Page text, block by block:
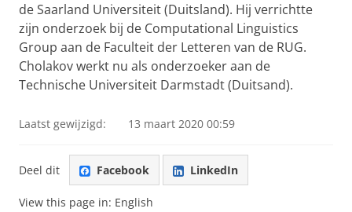
de Saarland Universiteit (Duitsland). Hij verrichtte
zijn onderzoek bij de Computational Linguistics
Group aan de Faculteit der Letteren van de RUG.
Cholakov werkt nu als onderzoeker aan de
Technische Universiteit Darmstadt (Duitsand).
Laatst gewijzigd: 13 maart 2020 00:59
Deel dit Facebook LinkedIn
View this page in: English